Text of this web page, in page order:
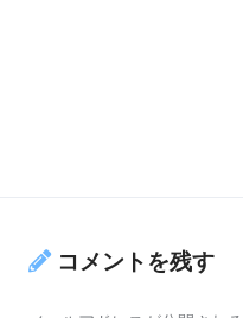
コメントを残す